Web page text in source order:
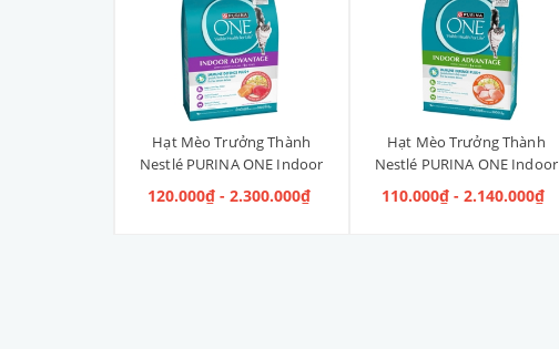
Hạt Mèo Trưởng Thành
Nestlé PURINA ONE Indoor
Advantage Salmon & Tuna [Vị
Cá Hồi & Cá Ngừ]
120.000₫ - 2.300.000₫
Hạt Mèo Trưởng Thành
Nestlé PURINA ONE Indoor
Advantage [Vị Gà]
110.000₫ - 2.140.000₫